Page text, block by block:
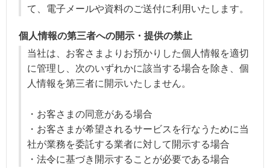
て、電子メールや資料のご送付に利用いたします。
個人情報の第三者への開示・提供の禁止
当社は、お客さまよりお預かりした個人情報を適切
に管理し、次のいずれかに該当する場合を除き、個
人情報を第三者に開示いたしません。
・お客さまの同意がある場合
・お客さまが希望されるサービスを行なうために当
社が業務を委託する業者に対して開示する場合
・法令に基づき開示することが必要である場合